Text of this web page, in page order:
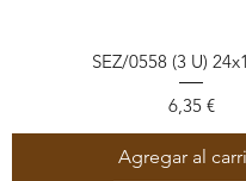
SEZ/0558 (3 U)
Precio
6,35 €
Agregar al